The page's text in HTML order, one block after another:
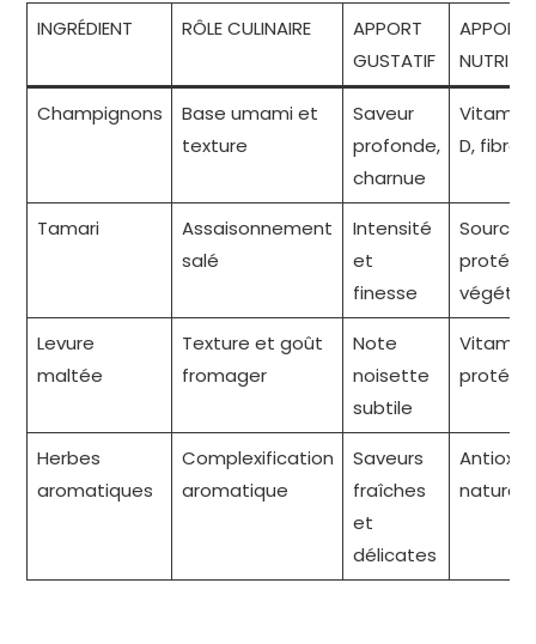
INGRÉDIENT RÔLE CULINAIRE
APPORT
GUSTATIF
APPORT
Champignons
Base umami et
texture
Saveur
profonde,
charnue
D, fibres
Tamari
Assaisonnement
salé
Intensité
et
finesse
Source
Levure
maltée
Texture et goût
fromager
Note
noisette
subtile
Herbes
aromatiques
Complexification
aromatique
Saveurs
fraîches
et
délicates
naturels